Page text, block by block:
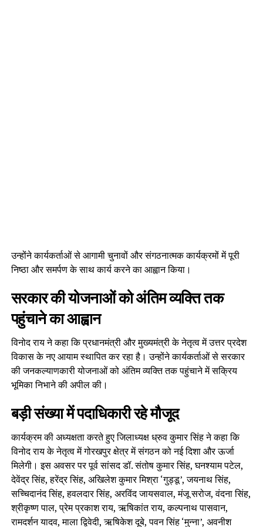
उन्होंने कार्यकर्ताओं से आगामी चुनावों और संगठनात्मक कार्यक्रमों में पूरी
निष्ठा और समर्पण के साथ कार्य करने का आह्वान किया।
सरकार की योजनाओं को अंतिम व्यक्ति तक
पहुंचाने का आह्वान
विनोद राय ने कहा कि प्रधानमंत्री और मुख्यमंत्री के नेतृत्व में उत्तर प्रदेश
विकास के नए आयाम स्थापित कर रहा है। उन्होंने कार्यकर्ताओं से सरकार
की जनकल्याणकारी योजनाओं को अंतिम व्यक्ति तक पहुंचाने में सक्रिय
भूमिका निभाने की अपील की।
बड़ी संख्या में पदाधिकारी रहे मौजूद
कार्यक्रम की अध्यक्षता करते हुए जिलाध्यक्ष ध्रुव कुमार सिंह ने कहा कि
विनोद राय के नेतृत्व में गोरखपुर क्षेत्र में संगठन को नई दिशा और ऊर्जा
मिलेगी। इस अवसर पर पूर्व सांसद डॉ. संतोष कुमार सिंह, घनश्याम पटेल,
देवेंद्र सिंह, हरेंद्र सिंह, अखिलेश कुमार मिश्रा ‘गुड्डू’, जयनाथ सिंह,
सच्चिदानंद सिंह, हवलदार सिंह, अरविंद जायसवाल, मंजू सरोज, वंदना सिंह,
श्रीकृष्ण पाल, प्रेम प्रकाश राय, ऋषिकांत राय, कल्पनाथ पासवान,
रामदर्शन यादव, माला द्विवेदी, ऋषिकेश दूबे, पवन सिंह ‘मुन्ना’, अवनीश